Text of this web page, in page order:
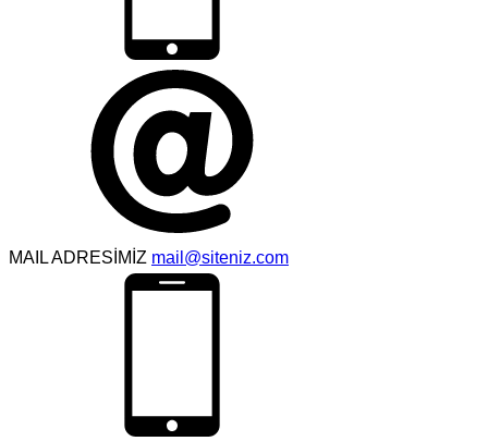
MAIL ADRESİMİZ mail@siteniz.com